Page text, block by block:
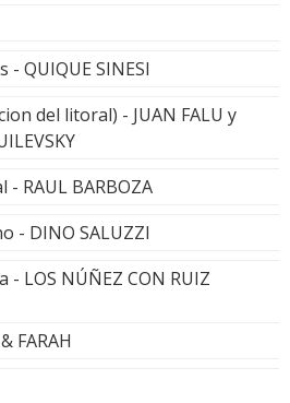
- QUIQUE SINESI
del litoral) - JUAN FALU y
RAUL BARBOZA
- DINO SALUZZI
- LOS NÚÑEZ CON RUIZ
FARAH